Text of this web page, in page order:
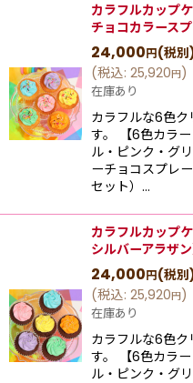
カラフルカップ
チョコカラースプ
24,000円(税
(税込: 25,920円)
在庫あり
カラフルな6色
す。 【6色カラ
ル・ピンク・グ
ーチョコスプレ
セット）…
カラフルカップ
シルバーアラザン
24,000円(税
(税込: 25,920円)
在庫あり
カラフルな6色
す。 【6色カラ
ル・ピンク・グ